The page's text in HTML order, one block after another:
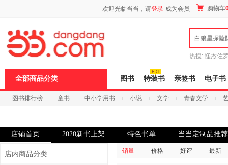
欢迎光临当当，请登录 成为会员 购物车
白狼星探险
热搜: 怪杰佐
全部商品分类 图书 特装书 亲签书 电子书
图书排行榜 童书 中小学用书 小说 文学 青春文学
店铺首页 2020新书上架 特色书单 当当定制品推荐
店内商品分类 销量 价格 好评 最新
页
浪
键
打